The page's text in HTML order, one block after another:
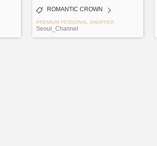
ROMANTIC CROWN
PREMIUM PERSONAL SHOPPER
Seoul_Channel